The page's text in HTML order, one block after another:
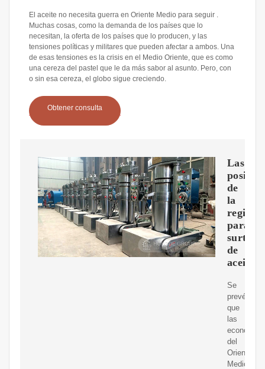
El aceite no necesita guerra en Oriente Medio para seguir .
Muchas cosas, como la demanda de los países que lo
necesitan, la oferta de los países que lo producen, y las
tensiones políticas y militares que pueden afectar a ambos. Una
de esas tensiones es la crisis en el Medio Oriente, que es como
una cereza del pastel que le da más sabor al asunto. Pero, con
o sin esa cereza, el globo sigue creciendo.
Obtener consulta
Las
de
la
región
para
surtirse
de
aceite
Se
prevé
que
las
economías
del
Oriente
Medio